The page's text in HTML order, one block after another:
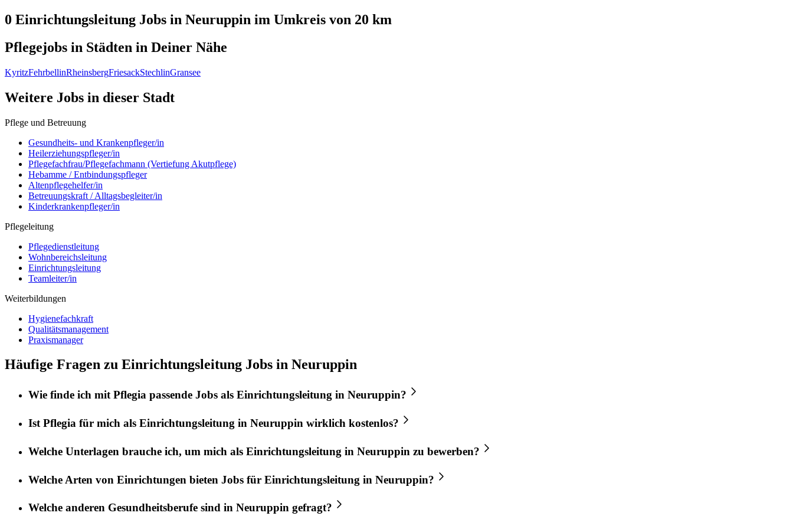
0 Einrichtungsleitung Jobs in Neuruppin im Umkreis von 20 km
Pflegejobs in Städten in Deiner Nähe
KyritzFehrbellinRheinsbergFriesackStechlinGransee
Weitere Jobs in dieser Stadt
Pflege und Betreuung
Gesundheits- und Krankenpfleger/in
Heilerziehungspfleger/in
Pflegefachfrau/Pflegefachmann (Vertiefung Akutpflege)
Hebamme / Entbindungspfleger
Altenpflegehelfer/in
Betreuungskraft / Alltagsbegleiter/in
Kinderkrankenpfleger/in
Pflegeleitung
Pflegedienstleitung
Wohnbereichsleitung
Einrichtungsleitung
Teamleiter/in
Weiterbildungen
Hygienefachkraft
Qualitätsmanagement
Praxismanager
Häufige Fragen zu Einrichtungsleitung Jobs in Neuruppin
Wie finde ich mitPflegia passende Jobs als Einrichtungsleitung in Neuruppin?
Ist Pflegia für mich als Einrichtungsleitung in Neuruppin wirklich kostenlos?
Welche Unterlagen brauche ich, um mich als Einrichtungsleitung in Neuruppin zu bewerben?
Welche Arten von Einrichtungen bieten Jobs für Einrichtungsleitung in Neuruppin?
Welche anderen Gesundheitsberufe sind in Neuruppin gefragt?